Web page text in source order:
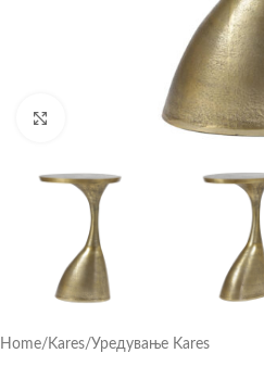
Click to enlarge
Home/ Kares/Уредување Kares